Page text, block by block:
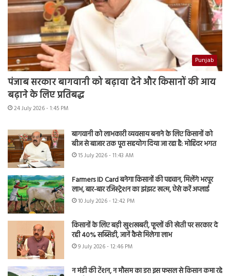
Punjab
पंजाब सरकार बागवानी को बढ़ावा देने और किसानों की आय
बढ़ाने के लिए प्रतिबद्ध
24 July 2026 - 1:45 PM
बागवानी को लाभकारी व्यवसाय बनाने के लिए किसानों को
बीज से बाजार तक पूरा सहयोग दिया जा रहा है: मोहिंदर भगत
15 July 2026 - 11:43 AM
Farmers ID Card बनेगा किसानों की पहचान, मिलेंगे भरपूर
लाभ, बार-बार रजिस्ट्रेशन का झंझट खत्म, ऐसे करें अप्लाई
10 July 2026 - 12:42 PM
किसानों के लिए बड़ी खुशखबरी, फूलों की खेती पर सरकार दे
रही 40% सब्सिडी, जानें कैसे मिलेगा लाभ
9 July 2026 - 12:46 PM
न मंडी की टेंशन, न मौसम का डर! इस फसल से किसान कमा रहे